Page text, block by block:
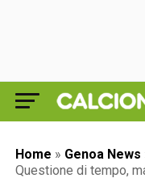
Home » Genoa News
Questione di tempo,